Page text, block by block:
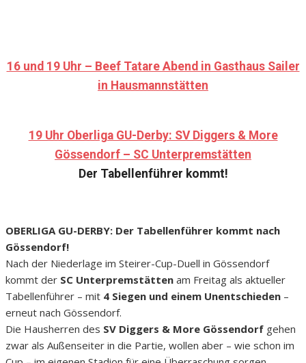
16 und 19 Uhr – Beef Tatare Abend in Gasthaus Sailer
in Hausmannstätten
19 Uhr Oberliga GU-Derby: SV Diggers & More
Gössendorf – SC Unterpremstätten
Der Tabellenführer kommt!
OBERLIGA GU-DERBY: Der Tabellenführer kommt nach
Gössendorf!
Nach der Niederlage im Steirer-Cup-Duell in Gössendorf
kommt der SC Unterpremstätten am Freitag als aktueller
Tabellenführer – mit 4 Siegen und einem Unentschieden –
erneut nach Gössendorf.
Die Hausherren des SV Diggers & More Gössendorf gehen
zwar als Außenseiter in die Partie, wollen aber – wie schon im